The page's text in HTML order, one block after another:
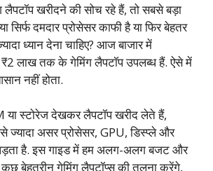
खरीदने की सोच रहे हैं, तो सबसे बड़ा
सिर्फ दमदार प्रोसेसर काफी है या फिर बेहतर
ध्यान देना चाहिए? आज बाजार में
लाख तक के गेमिंग लैपटॉप उपलब्ध हैं. ऐसे में
नहीं होता.
या स्टोरेज देखकर लैपटॉप खरीद लेते हैं,
ज्यादा असर प्रोसेसर, GPU, डिस्प्ले और
है. इस गाइड में हम अलग-अलग बजट और
बेहतरीन गेमिंग लैपटॉप्स की तुलना करेंगे,